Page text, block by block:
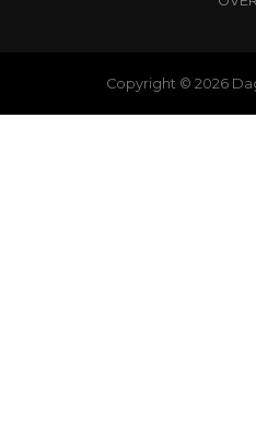
Copyright © 2026